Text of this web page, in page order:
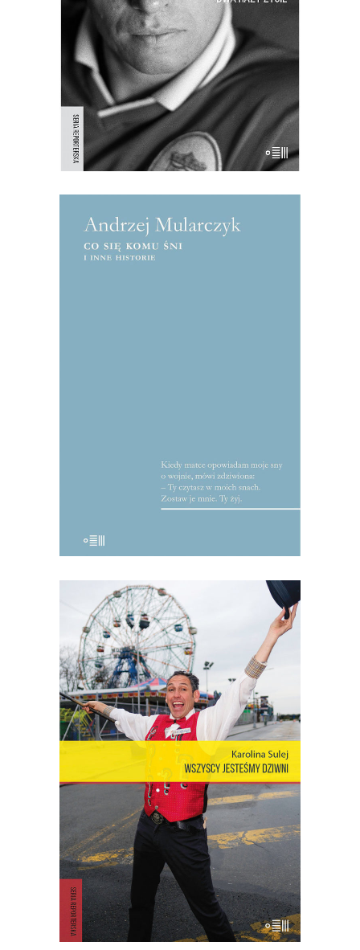
przymusowej emigracji, o utracie
przeszłości i przymusie odnalezienia się
w nowej teraźniejszości. “Wojna przyszła
do nas i teraz czekaliśmy na to, kto
przeżyje, kto będzie zabijał i kto […]
[EBOOK] Andrzej Mularczyk – CO
SIĘ KOMU ŚNI I INNE
zł 22.50 zł
KSIĄŻKA DO KOSZYKA
[EBOOK] Karolina Sulej –
WSZYSCY JESTEŚMY DZIWNI.
OPOWIEŚCI Z CONEY ISLAND
Coney Island – dzielnica Nowego Jorku,
gdzie miasto łączy się z oceanem,
niegdyś stolica światowej rozrywki,
cyrków, wesołych miasteczek – to wciąż
rezerwuar estetyki, idei, marzeń i lęków,
z których jest zbudowana popkultura i
nasze człowieczeństwo. Opowieść o
Coney – […]
36.00 18.00zł
KSIĄŻKA DO KOSZYKA